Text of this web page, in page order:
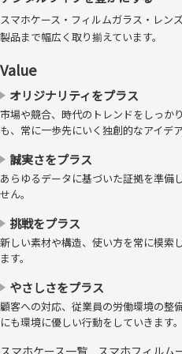
録商標です。 ※大きな埃の場合には気泡が
は埃は貼り付け前に除去してください。そ
す。 ※埃が抜ける構造ではありません。埃
ります。
表面硬度10H
表面硬度は一般的なフィルムの4倍
特に擦り傷に対しての強い耐性を持
とができません。
硬度試験をクリアしております
スマホケース・フィルムガラス・レン
製品まで幅広く取り揃えています。
Value
オリジナリティをプラス
市場や競合、時代のトレンドをしっか
も、常に一歩先にいく独創的なアイデ
誠実さをプラス
あらゆるデータに基づいた証拠を準備
せん。
挑戦をプラス
新しい素材や構造、使い方を常に模索
ます。
やさしさをプラス
顧客への対応、従業員の労働環境の整
にも環境に優しい行動をしていきます。